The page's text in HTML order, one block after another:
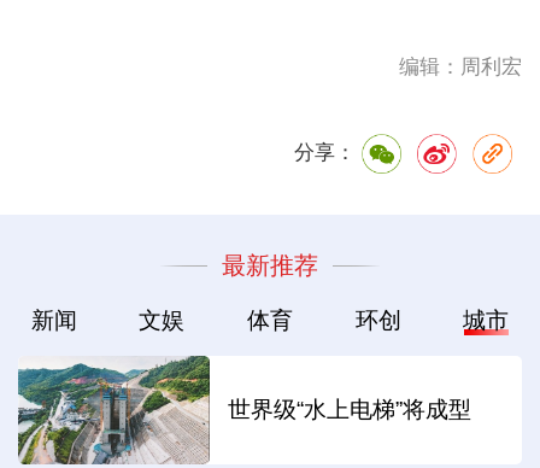
编辑：周利宏
分享：
最新推荐
新闻 文娱 体育 环创 城市
世界级“水上电梯”将成型